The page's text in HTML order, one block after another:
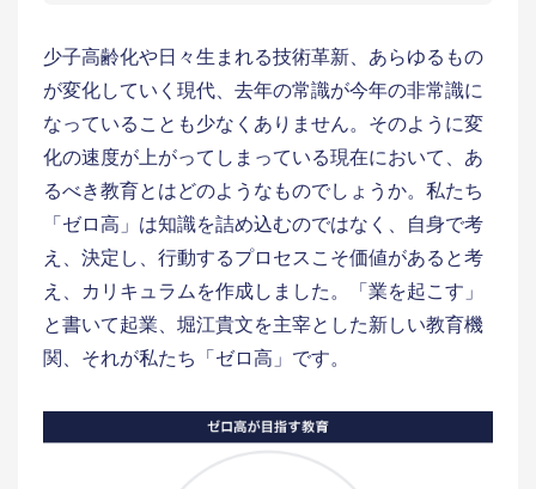
少子高齢化や日々生まれる技術革新、あらゆるもの
が変化していく現代、去年の常識が今年の非常識に
なっていることも少なくありません。そのように変
化の速度が上がってしまっている現在において、あ
るべき教育とはどのようなものでしょうか。私たち
「ゼロ高」は知識を詰め込むのではなく、自身で考
え、決定し、行動するプロセスこそ価値があると考
え、カリキュラムを作成しました。「業を起こす」
と書いて起業、堀江貴文を主宰とした新しい教育機
関、それが私たち「ゼロ高」です。